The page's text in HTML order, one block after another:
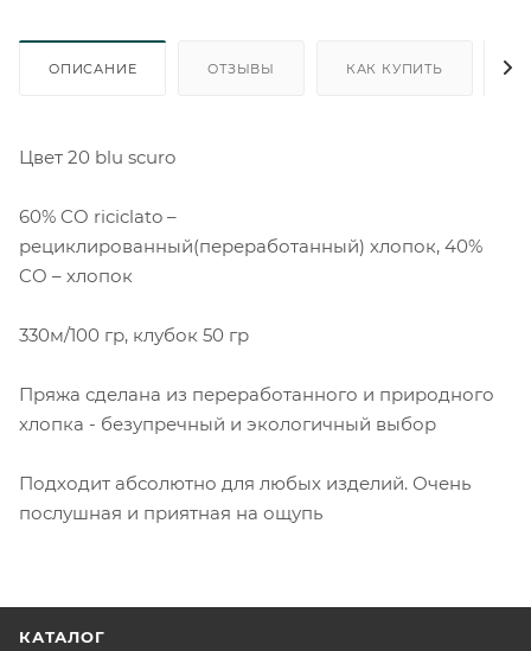
ОПИСАНИЕ ОТЗЫВЫ КАК КУПИТЬ
Цвет 20 blu scuro
60% CO riciclato –
рециклированный(переработанный) хлопок, 40%
CO – хлопок
330м/100 гр, клубок 50 гр
Пряжа сделана из переработанного и природного
хлопка - безупречный и экологичный выбор
Подходит абсолютно для любых изделий. Очень
послушная и приятная на ощупь
КАТАЛОГ